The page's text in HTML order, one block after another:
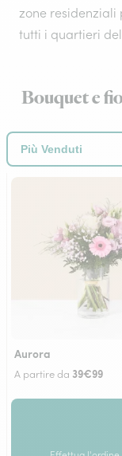
zone residenziali
tutti i quartieri
Bouquet e
Aurora
A partire da 39€99